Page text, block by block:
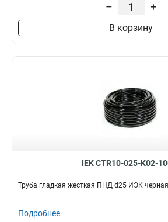
– +
В корзину
IEK CTR10-025-K02-
Труба гладкая жесткая ПНД d25 ИЭК
Подробнее